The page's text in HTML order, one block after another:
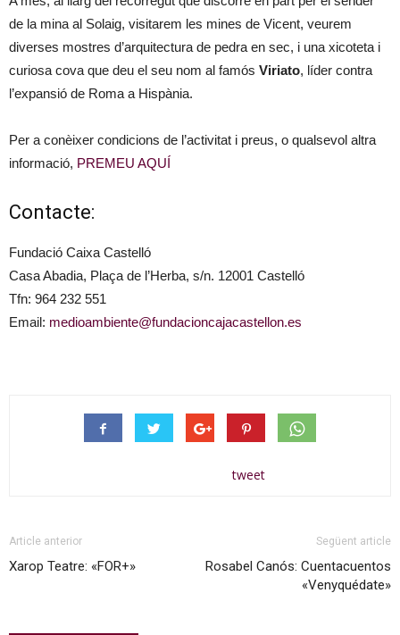
de la mina al Solaig, visitarem les mines de Vicent, veurem
diverses mostres d’arquitectura de pedra en sec, i una xicoteta i
curiosa cova que deu el seu nom al famós Viriato, líder contra
l’expansió de Roma a Hispània.
Per a conèixer condicions de l’activitat i preus, o qualsevol altra
informació, PREMEU AQUÍ
Contacte:
Fundació Caixa Castelló
Casa Abadia, Plaça de l’Herba, s/n. 12001 Castelló
Tfn: 964 232 551
Email: medioambiente@fundacioncajacastellon.es
tweet
Article anterior
Xarop Teatre: «FOR+»
Següent article
Rosabel Canós: Cuentacuentos
«Venyquédate»